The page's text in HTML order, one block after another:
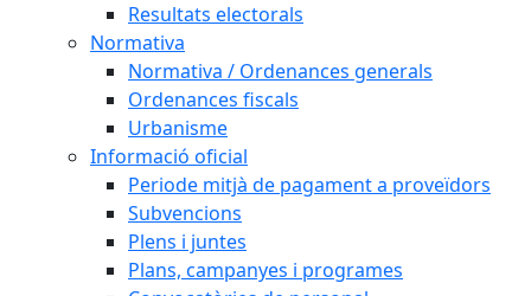
Resultats electorals
Normativa
Normativa / Ordenances generals
Ordenances fiscals
Urbanisme
Informació oficial
Periode mitjà de pagament a proveïdors
Subvencions
Plens i juntes
Plans, campanyes i programes